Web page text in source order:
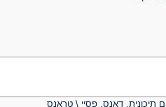
תיכונית, דאנס, פסיי \ טראנס